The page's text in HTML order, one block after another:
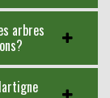
arbres